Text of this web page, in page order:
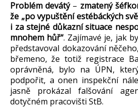
Problém devátý– zmatený
že „po vypuštění estébáckých
i za stejné důkazní situace
mnohem hůř“. Zajímavé je, jak
představoval dokazování
břemeno, že totiž registrace
oprávněná, bylo na ÚPN,
podpořit, a onen inspekční
jasně prokázal falšování
dotyčném pracovišti StB.